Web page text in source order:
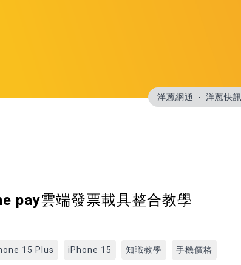
洋蔥網通 洋蔥快訊
pay雲端發票載具整合教學
15 Plus iPhone 15 知識教學 手機價格